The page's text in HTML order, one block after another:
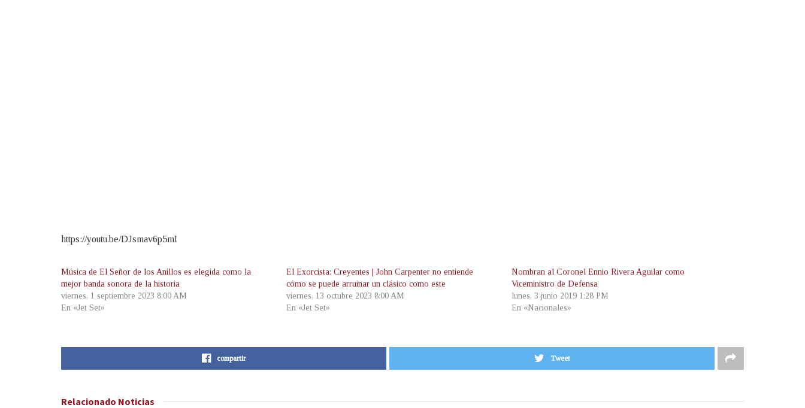
https://youtu.be/DJsmav6p5mI
Música de El Señor de los Anillos es elegida como la
mejor banda sonora de la historia
viernes, 1 septiembre 2023 8:00 AM
En «Jet Set»
El Exorcista: Creyentes | John Carpenter no entiende
cómo se puede arruinar un clásico como este
viernes, 13 octubre 2023 8:00 AM
En «Jet Set»
Nombran al Coronel Ennio Rivera Aguilar como
Viceministro de Defensa
lunes, 3 junio 2019 1:28 PM
En «Nacionales»
compartir Tweet
Relacionado Noticias